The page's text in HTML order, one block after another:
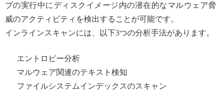
ブの実行中にディスクイメージ内の潜在的なマルウェア脅
威のアクティビティを検出することが可能です。
インラインスキャンには、以下3つの分析手法があります。
エントロピー分析
マルウェア関連のテキスト検知
ファイルシステムインデックスのスキャン